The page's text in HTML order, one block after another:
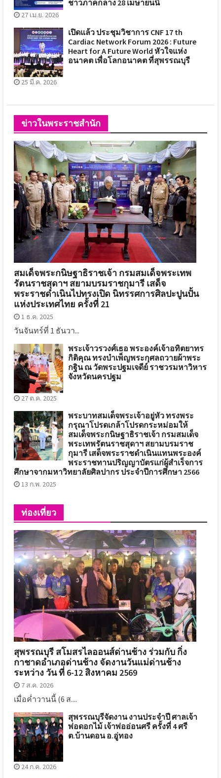
ชาวภาคกลาง 28 เมษายนนี้
27 เม.ย. 2026
เปิดแล้ว ประชุมวิชาการ CNF 17 th
Cardiac Network Forum 2026 : Future
Heart for A Future World หัวใจแห่ง
อนาคต เพื่อโลกอนาคต ที่สุพรรณบุรี
25 มี.ค. 2026
ข่าวในพระราชสำนัก
สมเด็จพระกนิษฐาธิราชเจ้า กรมสมเด็จพระเทพ
รัตนราชสุดาฯ สยามบรมราชกุมารี เสด็จ
พระราชดำเนินไปทรงเปิด นิทรรศการศิลปะปูนปั้น
แห่งประเทศไทย ครั้งที่ 21
1 ธ.ค. 2025
วันจันทร์ที่ 1 ธันวา...
พระเจ้าวรวงศ์เธอ พระองค์เจ้าอทิตยาทร
กิติคุณ ทรงบำเพ็ญพระกุศลถวายผ้าพระ
กฐิน ณ วัดพระปฐมเจดีย์ ราชวรมหาวิหาร
จังหวัดนครปฐม
27 ต.ค. 2025
พระบาทสมเด็จพระเจ้าอยู่หัว ทรงพระ
กรุณาโปรดเกล้าโปรดกระหม่อมให้
สมเด็จพระกนิษฐาธิราชเจ้า กรมสมเด็จ
พระเทพรัตนราชสุดาฯ สยามบรมราช
กุมารี เสด็จพระราชดำเนินแทนพระองค์
พระราชทานปริญญาบัตรแก่ผู้สำเร็จการ
ศึกษาจากมหาวิทยาลัยศิลปากร ประจำปีการศึกษา 2566
13 ก.พ. 2025
ท่องเที่ยว
สุพรรณบุรี สโมสรไลออนส์ด่านช้าง ร่วมกับ กิ่ง
กาชาดอำเภอด่านช้าง จัดงานวันแม่ด่านช้าง
ระหว่าง วัน ที่ 6-12 สิงหาคม 2569
7 ส.ค. 2026
เมื่อค่ำวานนี้ (6 ส....
สุพรรณบุรีจัดงาน งานประจำปี ศาลเจ้า
พ่อดอกไม้ เจ้าพ่ออ่อนศรี ครั้งที่ 4 ศรี
ต.บ้านดอน อ.อู่ทอง
24 ก.ค. 2026